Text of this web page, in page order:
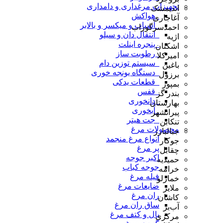
تجهیزات مرغداری و دامداری
_هواکش
_آسیاب و میکسر و بالابر
_انتقال دان و سیلو
_پنجره اینلت
_رطوبت ساز
_سیستم توزین دام
_دستگاه یونجه خوری
_قطعات یدکی
_قفس
_دانخوری
_آبخوری
_جت هیتر
محصولات مرغ
انواع مرغ منجمد
پر مرغ
اکبر جوجه
جوجه کباب
فیله مرغ
ضایعات مرغ
ران مرغ
ساق ران مرغ
بال و کتف مرغ
اندیمشک
آغاجاری
احمدسرگوراب
اژیه
اشکنان
امیرکلا
باغین
برزول
بمپور
بندر گز
بهارستان
پیرانشهر
تنکابن
جبالبارز
جوکار
چقابل
حمیدیه
خرامه
خمارلو
ملایر
کاشان
آب‌بر
مرکزی